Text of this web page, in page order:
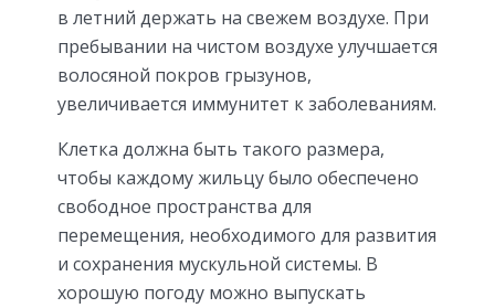
в летний держать на свежем воздухе. При
пребывании на чистом воздухе улучшается
волосяной покров грызунов,
увеличивается иммунитет к заболеваниям.
Клетка должна быть такого размера,
чтобы каждому жильцу было обеспечено
свободное пространства для
перемещения, необходимого для развития
и сохранения мускульной системы. В
хорошую погоду можно выпускать